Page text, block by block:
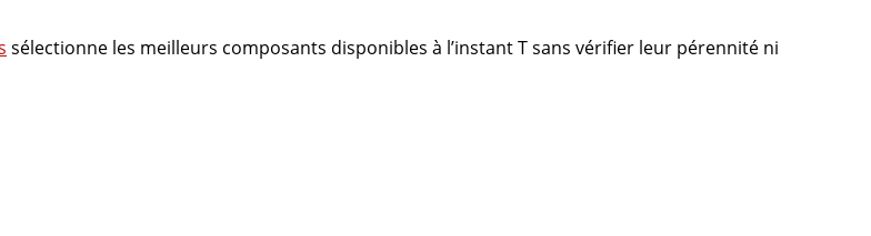
sélectionne les meilleurs composants disponibles à l’instant T sans vérifier leur pérennité ni